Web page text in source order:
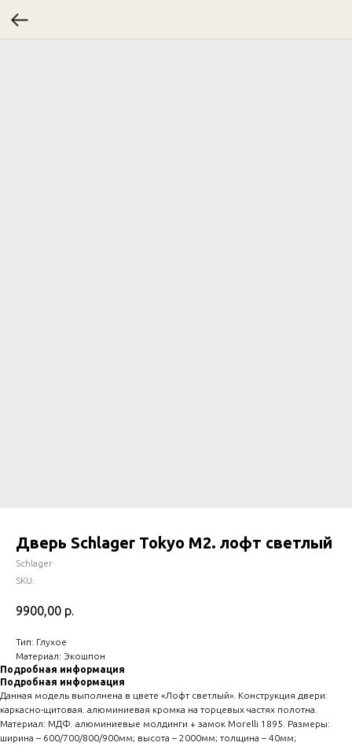
Дверь Schlager Tokyo М2. лофт светлый
Schlager
SKU:
9900,00 р.
Тип: Глухое
Материал: Экошпон
Подробная информация
Подробная информация
Данная модель выполнена в цвете «Лофт светлый». Конструкция двери:
каркасно-щитовая. алюминиевая кромка на торцевых частях полотна.
Материал: МДФ. алюминиевые молдинги + замок Morelli 1895. Размеры:
ширина – 600/700/800/900мм; высота – 2000мм; толщина – 40мм;